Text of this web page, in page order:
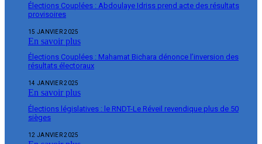
Élections Couplées : Abdoulaye Idriss prend acte des résultats
provisoires
15 JANVIER 2025
En savoir plus
Élections Couplées : Mahamat Bichara dénonce l’inversion des
résultats électoraux
14 JANVIER 2025
En savoir plus
Élections législatives : le RNDT-Le Réveil revendique plus de 50
sièges
12 JANVIER 2025